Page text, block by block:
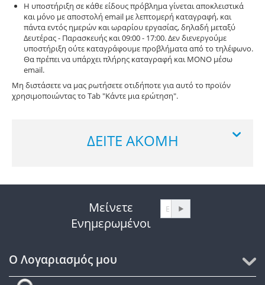
Η υποστήριξη σε κάθε είδους πρόβλημα γίνεται αποκλειστικά
και μόνο με αποστολή email με λεπτομερή καταγραφή, και
πάντα εντός ημερών και ωραρίου εργασίας, δηλαδή μεταξύ
Δευτέρας - Παρασκευής και 09:00 - 17:00. Δεν διενεργούμε
υποστήριξη ούτε καταγράφουμε προβλήματα από το τηλέφωνο.
Θα πρέπει να υπάρχει πλήρης καταγραφή και ΜΟΝΟ μέσω
email.
Μη διστάσετε να μας ρωτήσετε οτιδήποτε για αυτό το προϊόν
χρησιμοποιώντας το Tab "Κάντε μια ερώτηση".
ΔΕΊΤΕ ΑΚΌΜΗ
Μείνετε
Ενημερωμένοι
Ο Λογαριασμός μου